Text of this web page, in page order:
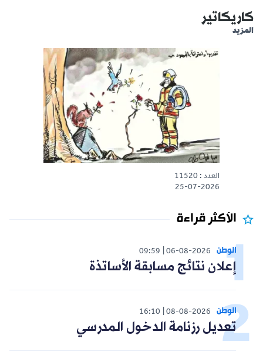
كاريكاتير
المزيد
العدد : 11520
25-07-2026
الأكثر قراءة
الوطن 06-08-2026
09:59
إعلان نتائج مسابقة الأساتذة
الوطن 08-08-2026
16:10
تعديل رزنامة الدخول المدرسي